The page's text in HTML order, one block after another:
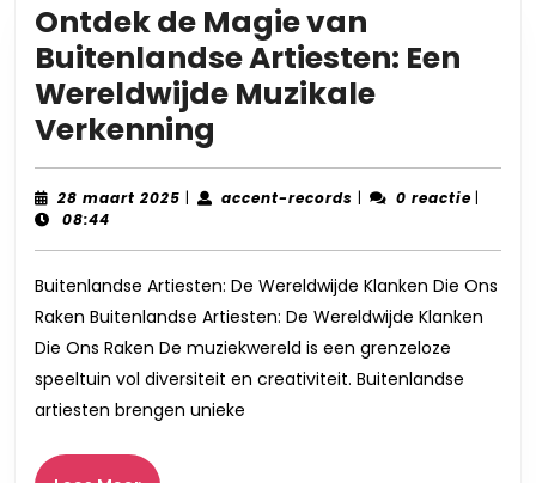
Ontdek de Magie van
Buitenlandse Artiesten: Een
Wereldwijde Muzikale
Verkenning
de
Magie
Buitenlandse
Artiesten:
Een
Wereldwijde
Muzikale
28 maart 2025 28
| accent-records accent-
| 0 reactie |
08:44
Buitenlandse Artiesten: De Wereldwijde Klanken Die Ons
Raken Buitenlandse Artiesten: De Wereldwijde Klanken
Die Ons Raken De muziekwereld is een grenzeloze
speeltuin vol diversiteit en creativiteit. Buitenlandse
artiesten brengen unieke